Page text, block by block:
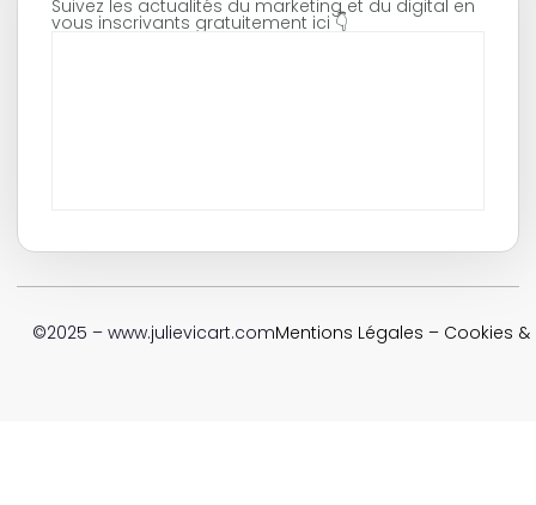
Suivez les actualités du marketing et du digital en
vous inscrivants gratuitement ici 👇
Mentions Légales – Cookies
©2025 – www.julievicart.com